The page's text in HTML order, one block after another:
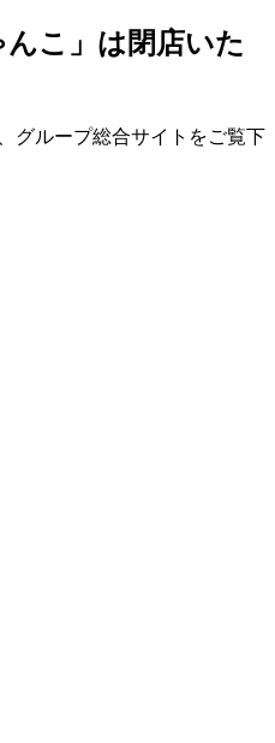
んこ」は閉店いた
グループ総合サイトをご覧下